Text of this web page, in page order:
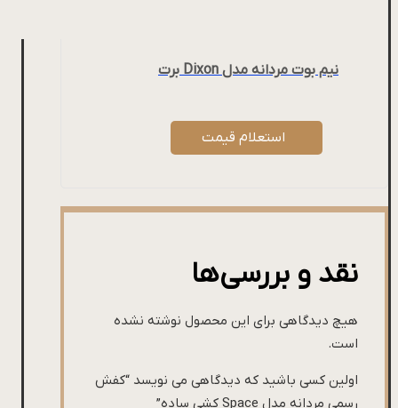
نیم بوت مردانه مدل Dixon برت
استعلام قیمت
نقد و بررسی‌ها
هیچ دیدگاهی برای این محصول نوشته نشده
است.
اولین کسی باشید که دیدگاهی می نویسد “کفش
رسمی مردانه مدل Space کشی ساده”